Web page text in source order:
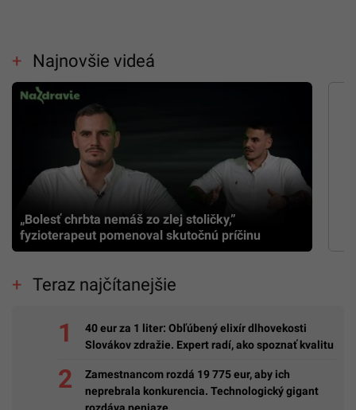
Najnovšie videá
„Bolesť chrbta nemáš zo zlej stoličky,”
fyzioterapeut pomenoval skutočnú príčinu
Teraz najčítanejšie
40 eur za 1 liter: Obľúbený elixír dlhovekosti
Slovákov zdražie. Expert radí, ako spoznať kvalitu
Zamestnancom rozdá 19 775 eur, aby ich
neprebrala konkurencia. Technologický gigant